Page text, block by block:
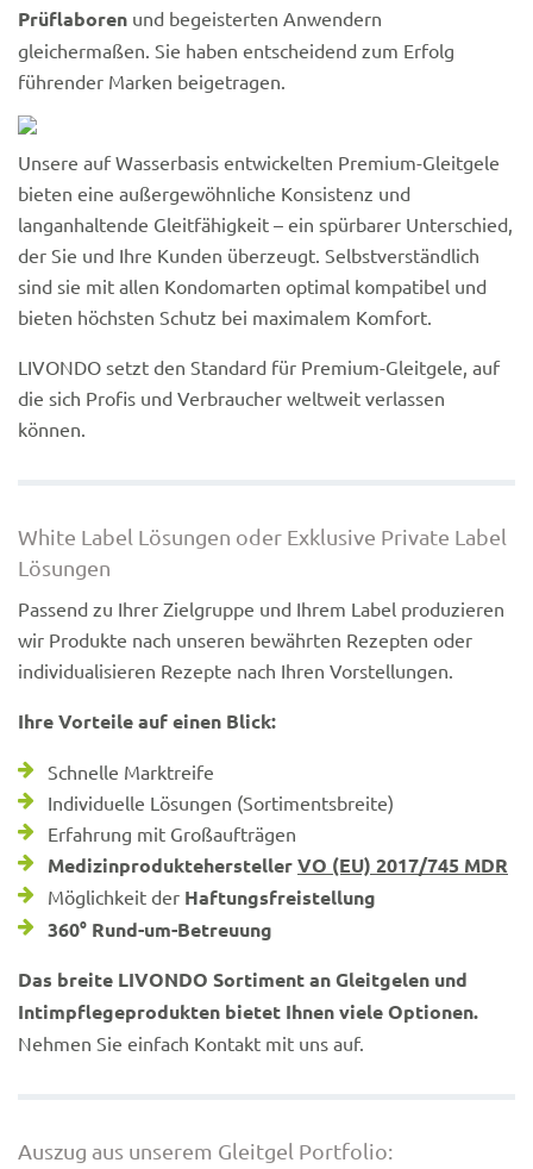
Prüflaboren und begeisterten Anwendern
gleichermaßen. Sie haben entscheidend zum Erfolg
führender Marken beigetragen.
Unsere auf Wasserbasis entwickelten Premium-Gleitgele
bieten eine außergewöhnliche Konsistenz und
langanhaltende Gleitfähigkeit – ein spürbarer Unterschied,
der Sie und Ihre Kunden überzeugt. Selbstverständlich
sind sie mit allen Kondomarten optimal kompatibel und
bieten höchsten Schutz bei maximalem Komfort.
LIVONDO setzt den Standard für Premium-Gleitgele, auf
die sich Profis und Verbraucher weltweit verlassen
können.
White Label Lösungen oder Exklusive Private Label
Lösungen
Passend zu Ihrer Zielgruppe und Ihrem Label produzieren
wir Produkte nach unseren bewährten Rezepten oder
individualisieren Rezepte nach Ihren Vorstellungen.
Ihre Vorteile auf einen Blick:
Schnelle Marktreife
Individuelle Lösungen (Sortimentsbreite)
Erfahrung mit Großaufträgen
MedizinprodukteherstellerVO (EU) 2017/745 MDR
Möglichkeit der Haftungsfreistellung
360° Rund-um-Betreuung
Das breite LIVONDO Sortiment an Gleitgelen und
Intimpflegeprodukten bietet Ihnen viele Optionen.
Nehmen Sie einfach Kontakt mit uns auf.
Auszug aus unserem Gleitgel Portfolio: